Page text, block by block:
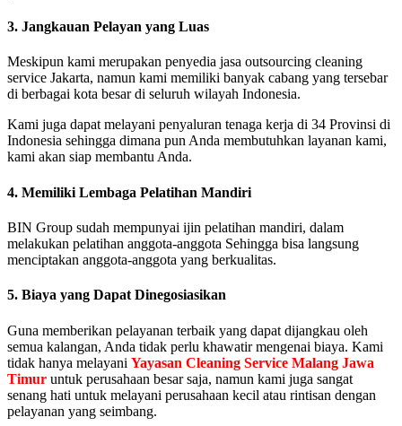
3. Jangkauan Pelayan yang Luas
Meskipun kami merupakan penyedia jasa outsourcing cleaning
service Jakarta, namun kami memiliki banyak cabang yang tersebar
di berbagai kota besar di seluruh wilayah Indonesia.
Kami juga dapat melayani penyaluran tenaga kerja di 34 Provinsi di
Indonesia sehingga dimana pun Anda membutuhkan layanan kami,
kami akan siap membantu Anda.
4. Memiliki Lembaga Pelatihan Mandiri
BIN Group sudah mempunyai ijin pelatihan mandiri, dalam
melakukan pelatihan anggota-anggota Sehingga bisa langsung
menciptakan anggota-anggota yang berkualitas.
5. Biaya yang Dapat Dinegosiasikan
Guna memberikan pelayanan terbaik yang dapat dijangkau oleh
semua kalangan, Anda tidak perlu khawatir mengenai biaya. Kami
tidak hanya melayani Yayasan Cleaning Service Malang Jawa
Timur untuk perusahaan besar saja, namun kami juga sangat
senang hati untuk melayani perusahaan kecil atau rintisan dengan
pelayanan yang seimbang.